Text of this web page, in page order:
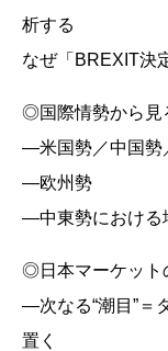
析する
なぜ「BREXIT決
◎国際情勢から見
―米国勢／中国勢
―欧州勢
―中東勢における
◎日本マーケット
―次なる“潮目”＝
置く